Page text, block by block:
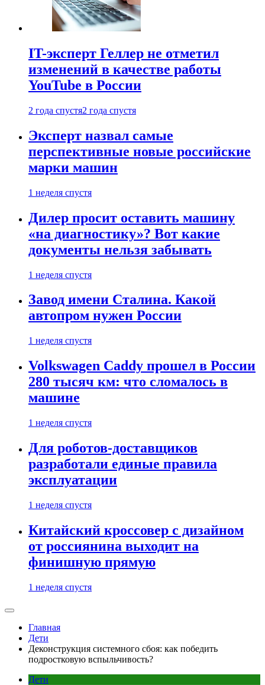
IT-эксперт Геллер не отметил
изменений в качестве работы
YouTube в России
2 года спустя2 года спустя
Эксперт назвал самые
перспективные новые российские
марки машин
1 неделя спустя
Дилер просит оставить машину
«на диагностику»? Вот какие
документы нельзя забывать
1 неделя спустя
Завод имени Сталина. Какой
автопром нужен России
1 неделя спустя
Volkswagen Caddy прошел в России
280 тысяч км: что сломалось в
машине
1 неделя спустя
Для роботов-доставщиков
разработали единые правила
эксплуатации
1 неделя спустя
Китайский кроссовер с дизайном
от россиянина выходит на
финишную прямую
1 неделя спустя
Главная
Дети
Деконструкция системного сбоя: как победить
подростковую вспыльчивость?
Дети